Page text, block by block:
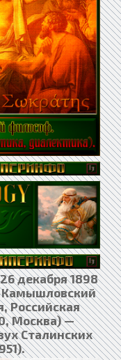
декабря 1898
Камышловский
Российская
Москва) —
Сталинских